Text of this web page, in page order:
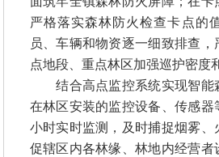
严格落实森林防火检查卡点的
员、车辆和物资逐一细致排查
点地段、重点林区加强巡护密度
结合高点监控系统实现智能
在林区安装的监控设备、传感器
小时实时监测，及时捕捉烟雾、
促辖区内各林缘、林地内经营者